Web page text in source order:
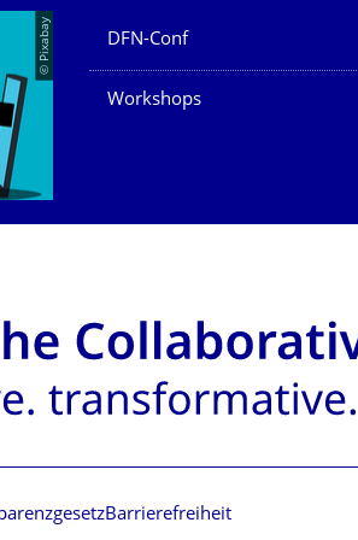
© Pixabay Unsere Dienste
DFN-Conf
Workshops
Barrierefreiheit